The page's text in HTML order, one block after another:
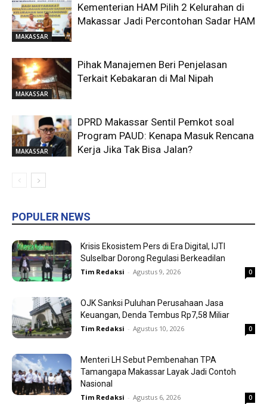
MAKASSAR
Kementerian HAM Pilih 2 Kelurahan di
Makassar Jadi Percontohan Sadar HAM
MAKASSAR
Pihak Manajemen Beri Penjelasan
Terkait Kebakaran di Mal Nipah
MAKASSAR
DPRD Makassar Sentil Pemkot soal
Program PAUD: Kenapa Masuk Rencana
Kerja Jika Tak Bisa Jalan?
POPULER NEWS
Krisis Ekosistem Pers di Era Digital, IJTI
Sulselbar Dorong Regulasi Berkeadilan
Tim Redaksi - Agustus 9, 2026 0
OJK Sanksi Puluhan Perusahaan Jasa
Keuangan, Denda Tembus Rp7,58 Miliar
Tim Redaksi - Agustus 10, 2026 0
Menteri LH Sebut Pembenahan TPA
Tamangapa Makassar Layak Jadi Contoh
Nasional
Tim Redaksi - Agustus 6, 2026 0